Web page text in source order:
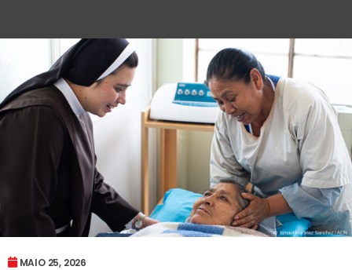
MAIO 25, 2026